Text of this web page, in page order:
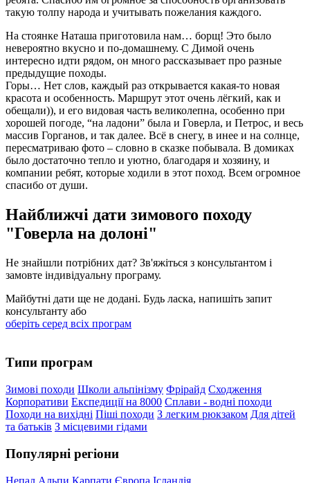
такую толпу народа и учитывать пожелания каждого.
На стоянке Наташа приготовила нам… борщ! Это было
невероятно вкусно и по-домашнему. С Димой очень
интересно идти рядом, он много рассказывает про разные
предыдущие походы.
Горы… Нет слов, каждый раз открывается какая-то новая
красота и особенность. Маршрут этот очень лёгкий, как и
обещали)), и его видовая часть великолепна, особенно при
хорошей погоде, “на ладони” была и Говерла, и Петрос, и весь
массив Горганов, и так далее. Всё в снегу, в инее и на солнце,
пересматриваю фото – словно в сказке побывала. В домиках
было достаточно тепло и уютно, благодаря и хозяину, и
компании ребят, которые ходили в этот поход. Всем огромное
спасибо от души.
Найближчі дати зимового походу
"Говерла на долоні"
Не знайшли потрібних дат? Зв'яжіться з консультантом і
замовте індивідуальну програму.
Майбутні дати ще не додані. Будь ласка, напишіть запит
консультанту або
оберіть серед всіх програм
Типи програм
Зимові походи Школи альпінізму Фрірайд Сходження
Корпоративи Експедиції на 8000 Сплави - водні походи
Походи на вихідні Піші походи З легким рюкзаком Для дітей
та батьків З місцевими гідами
Популярні регіони
Непал Альпи Карпати Європа Ісландія